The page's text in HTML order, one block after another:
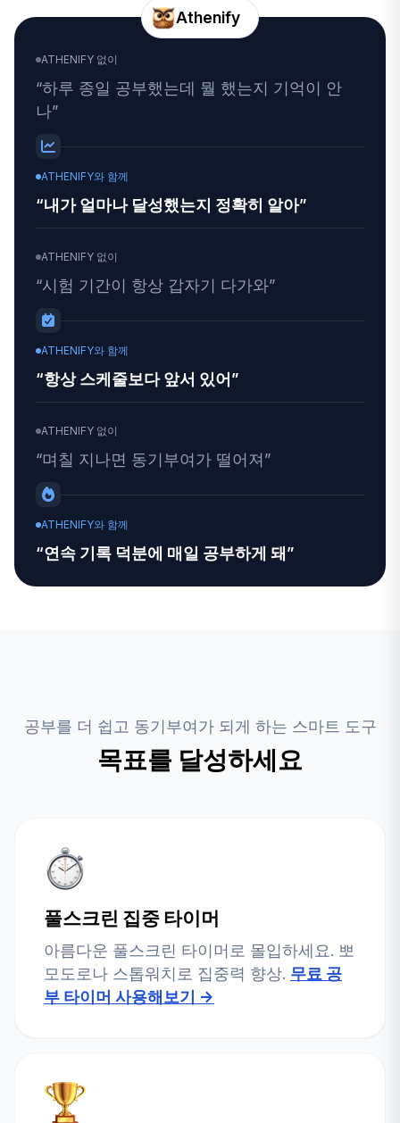
Athenify
ATHENIFY 없이
“하루 종일 공부했는데 뭘 했는지 기억이 안
나”
ATHENIFY와 함께
“내가 얼마나 달성했는지 정확히 알아”
ATHENIFY 없이
“시험 기간이 항상 갑자기 다가와”
ATHENIFY와 함께
“항상 스케줄보다 앞서 있어”
ATHENIFY 없이
“며칠 지나면 동기부여가 떨어져”
ATHENIFY와 함께
“연속 기록 덕분에 매일 공부하게 돼”
공부를 더 쉽고 동기부여가 되게 하는 스마트 도구
목표를 달성하세요
풀스크린 집중 타이머
아름다운 풀스크린 타이머로 몰입하세요. 뽀
모도로나 스톱워치로 집중력 향상. 무료 공
부 타이머 사용해보기 →